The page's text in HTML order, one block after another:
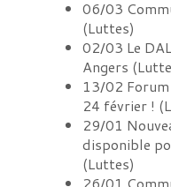
06/03
(Luttes)
02/03 Le
Angers (
13/02
24 février ! (
29/01
disponible
(Luttes)